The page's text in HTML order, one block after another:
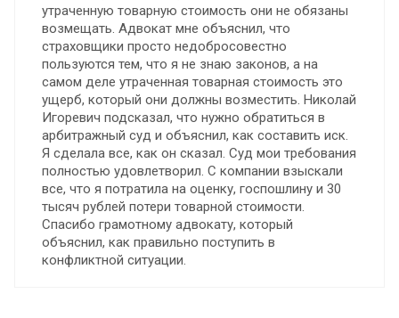
утраченную товарную стоимость они не обязаны
возмещать. Адвокат мне объяснил, что
страховщики просто недобросовестно
пользуются тем, что я не знаю законов, а на
самом деле утраченная товарная стоимость это
ущерб, который они должны возместить. Николай
Игоревич подсказал, что нужно обратиться в
арбитражный суд и объяснил, как составить иск.
Я сделала все, как он сказал. Суд мои требования
полностью удовлетворил. С компании взыскали
все, что я потратила на оценку, госпошлину и 30
тысяч рублей потери товарной стоимости.
Спасибо грамотному адвокату, который
объяснил, как правильно поступить в
конфликтной ситуации.